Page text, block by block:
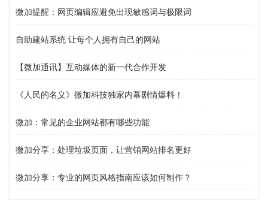
微加提醒：网页编辑应避免出现敏感词与极限词
自助建站系统 让每个人拥有自己的网站
【微加通讯】互动媒体的新一代合作开发
《人民的名义》微加科技独家内幕剧情爆料！
微加：常见的企业网站都有哪些功能
微加分享：处理垃圾页面，让营销网站排名更好
微加分享：专业的网页风格指南应该如何制作？